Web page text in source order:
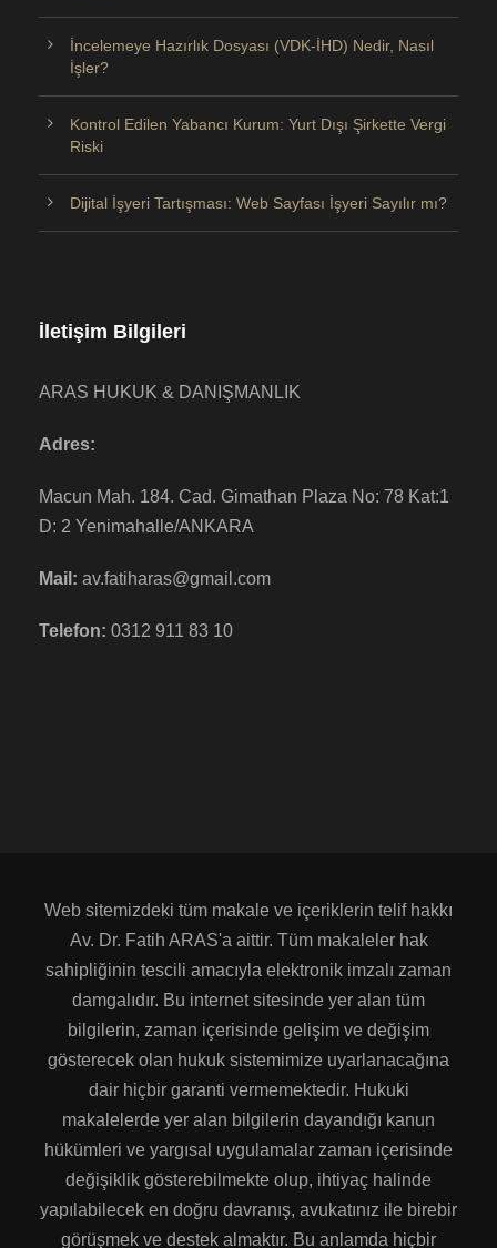
İncelemeye Hazırlık Dosyası (VDK-İHD) Nedir, Nasıl
İşler?
Kontrol Edilen Yabancı Kurum: Yurt Dışı Şirkette Vergi
Riski
Dijital İşyeri Tartışması: Web Sayfası İşyeri Sayılır mı?
İletişim Bilgileri
ARAS HUKUK & DANIŞMANLIK
Adres:
Macun Mah. 184. Cad. Gimathan Plaza No: 78 Kat:1
D: 2 Yenimahalle/ANKARA
Mail: av.fatiharas@gmail.com
Telefon: 0312 911 83 10
Web sitemizdeki tüm makale ve içeriklerin telif hakkı
Av. Dr. Fatih ARAS'a aittir. Tüm makaleler hak
sahipliğinin tescili amacıyla elektronik imzalı zaman
damgalıdır. Bu internet sitesinde yer alan tüm
bilgilerin, zaman içerisinde gelişim ve değişim
gösterecek olan hukuk sistemimize uyarlanacağına
dair hiçbir garanti vermemektedir. Hukuki
makalelerde yer alan bilgilerin dayandığı kanun
hükümleri ve yargısal uygulamalar zaman içerisinde
değişiklik gösterebilmekte olup, ihtiyaç halinde
yapılabilecek en doğru davranış, avukatınız ile birebir
görüşmek ve destek almaktır. Bu anlamda hiçbir